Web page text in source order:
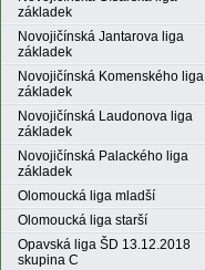
základek
Novojičínská Jantarova liga
základek
Novojičínská Komenského liga
základek
Novojičínská Laudonova liga
základek
Novojičínská Palackého liga
základek
Olomoucká liga mladší
Olomoucká liga starší
Opavská liga ŠD 13.12.2018
skupina C